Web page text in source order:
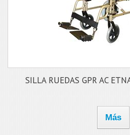
SILLA RUEDAS GPR AC
Más